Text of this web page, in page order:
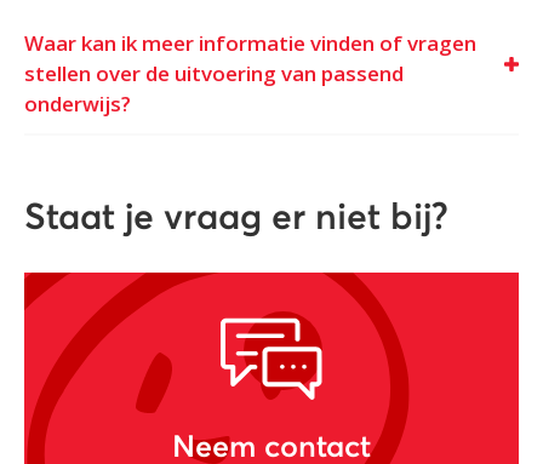
Waar kan ik meer informatie vinden of vragen
stellen over de uitvoering van passend
onderwijs?
Staat je vraag er niet bij?
Neem contact